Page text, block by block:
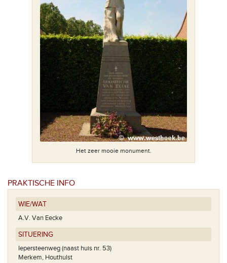
Het zeer mooie monument.
PRAKTISCHE INFO
WIE/WAT
A.V. Van Eecke
SITUERING
Iepersteenweg (naast huis nr. 53)
Merkem, Houthulst